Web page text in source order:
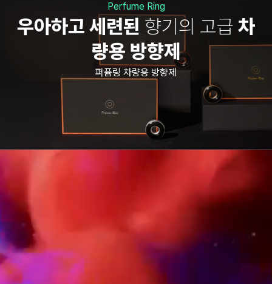
Perfume Ring
우아하고 세련된 향기의 고급 차
량용 방향제
퍼퓸링 차량용 방향제